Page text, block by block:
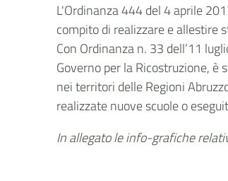
L'Ordinanza 444 del 4 aprile
compito di realizzare e allestire
Con Ordinanza n. 33 dell’11
Governo per la Ricostruzione,
nei territori delle Regioni
realizzate nuove scuole o
In allegato le info-grafiche